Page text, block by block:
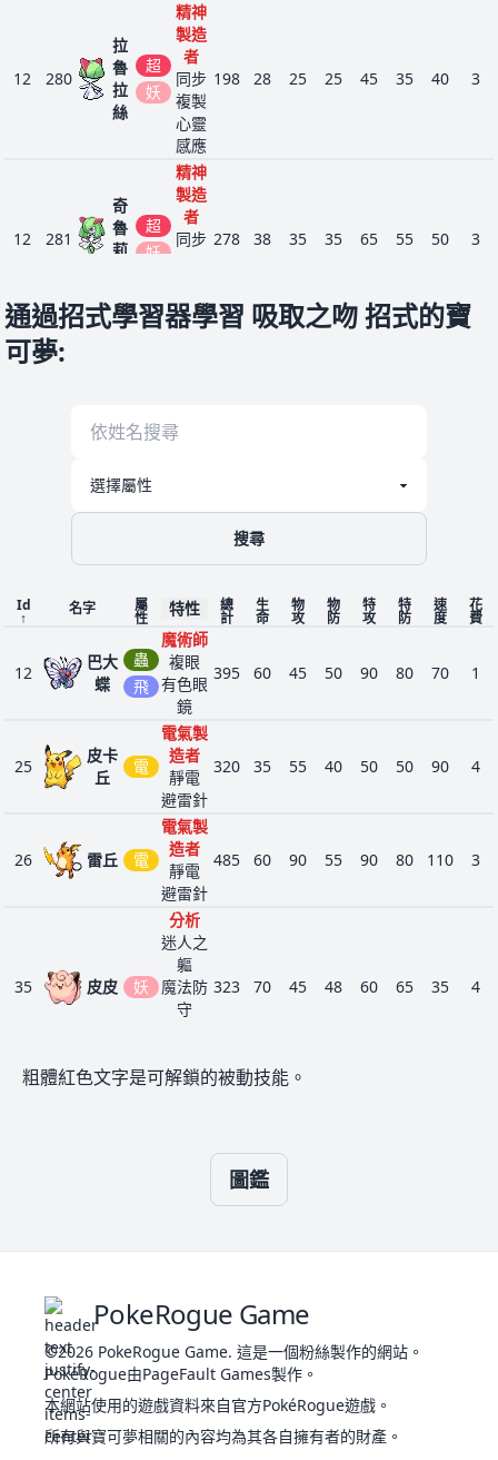
12 280
拉
魯
拉
絲
超
妖
精神
製造
者
同步
複製
心靈
感應
198 28 25 25 45 35 40 3
12 281
奇
魯
莉
超
妖
精神
製造
者
同步
感應
278 38 35 35 65 55 50 3
朵
精神
複製
心靈
櫻
魚
悠遊
濕潤
485 55
22 370
心
魚
水
多重
鱗片
悠遊
自如
濕潤
之軀
330 43 30 55 40 65 97 2
朵
精神
製造
者
不屈
之心
鋒銳
正義
之心
女
幽
降雪
雪隱
詛咒
之軀
25 666
彩
粉
蟲
惡作
心
鱗粉 411 80
9 682
香
妖
治癒
幕
341 78 52 60 63 65 23 3
683
芳
香
精
妖
薄霧
製造
者
治癒
之心
462 101 72 72 99
通過招式學習器學習 吸取之吻 招式的寶
可夢:
搜尋
Id
↑
名字 屬
性 特性 總
計
生
命
物
攻
物
防
特
攻
特
防
速
度
花
費
12
巴大
蝶
蟲
飛
魔術師
複眼
有色眼
鏡
395 60 45 50 90 80 70 1
25
皮卡
丘
電
電氣製
造者
靜電
避雷針
320 35 55 40 50 50 90 4
26 雷丘 電
電氣製
造者
靜電
避雷針
485 60 90 55 90 80 110 3
35 皮皮 妖
分析
迷人之
軀
魔法防
守
323 70 45 48 60 65 35 4
分析
友情防
守
胖可
丁
一
妖
大力士
迷人之
軀
察覺
435 140 70 45 85
粗體紅色文字是可解鎖的被動技能。
圖鑑
PokeRogue Game
©2026 PokeRogue Game. 這是一個粉絲製作的網站。
PokéRogue由PageFault Games製作。
本網站使用的遊戲資料來自官方PokéRogue遊戲。
所有與寶可夢相關的內容均為其各自擁有者的財產。